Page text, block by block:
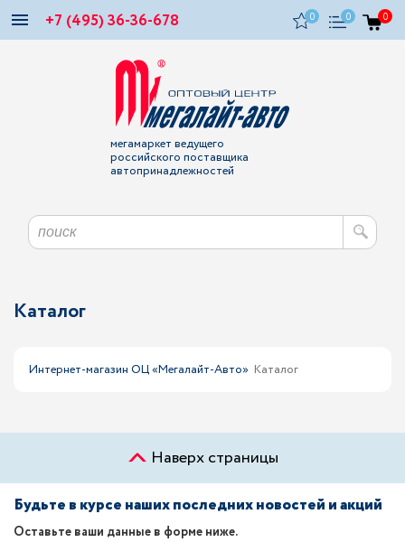
+7 (495) 36-36-678 0 0 0
мегамаркет ведущего
российского поставщика
автопринадлежностей
Каталог
Интернет-магазин ОЦ «Мегалайт-Авто» Каталог
Наверх страницы
Будьте в курсе наших последних новостей и акций
Оставьте ваши данные в форме ниже.